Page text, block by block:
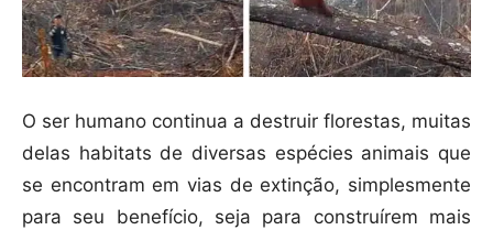
O ser humano continua a destruir florestas, muitas
delas habitats de diversas espécies animais que
se encontram em vias de extinção, simplesmente
para seu benefício, seja para construírem mais